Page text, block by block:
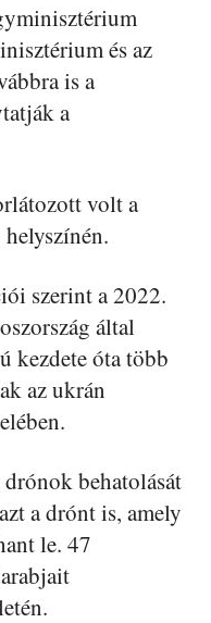
és az
is a
a
volt a
szerint a 2022.
által
kezdete óta több
az ukrán
behatolását
a drónt is, amely
le. 47